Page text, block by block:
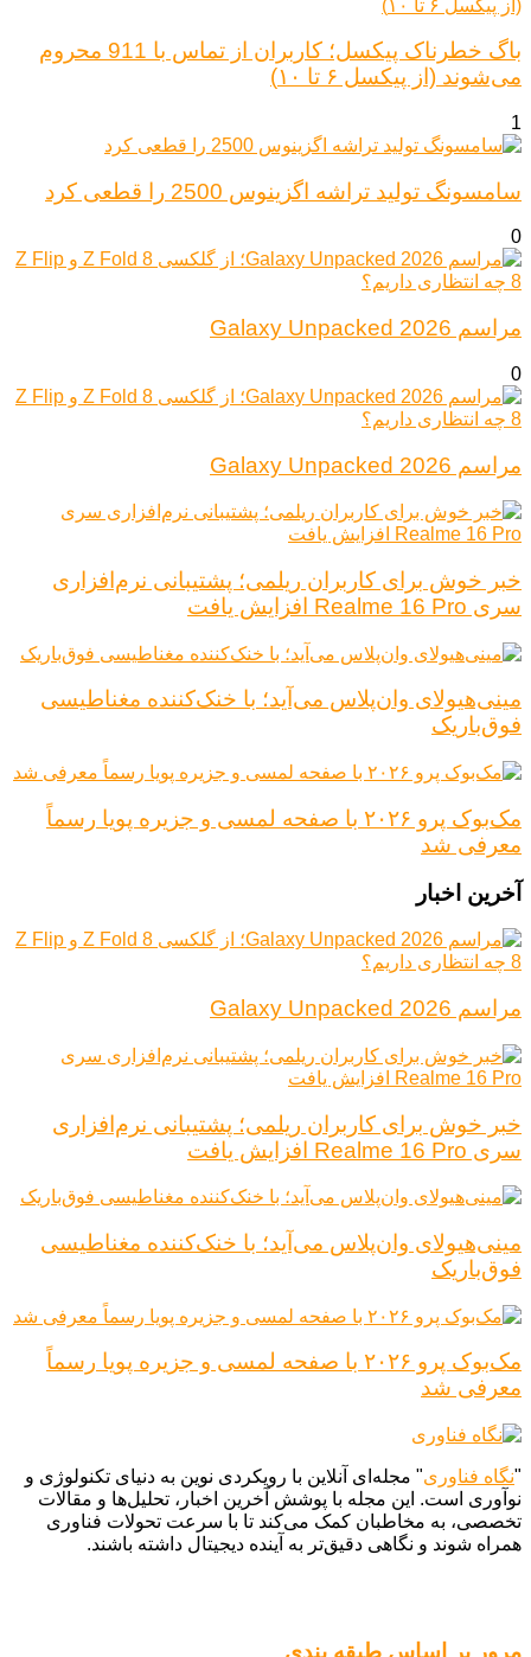
باگ خطرناک پیکسل؛ کاربران از تماس با 911 محروم
می‌شوند (از پیکسل ۶ تا ۱۰)
1
سامسونگ تولید تراشه اگزینوس 2500 را قطعی کرد
0
مراسم Galaxy Unpacked 2026
0
مراسم Galaxy Unpacked 2026
خبر خوش برای کاربران ریلمی؛ پشتیبانی نرم‌افزاری
سری Realme 16 Pro افزایش یافت
مینی‌هیولای وان‌پلاس می‌آید؛ با خنک‌کننده مغناطیسی
فوق‌باریک
مک‌بوک پرو ۲۰۲۶ با صفحه لمسی و جزیره پویا رسماً
معرفی شد
آخرین اخبار
مراسم Galaxy Unpacked 2026
خبر خوش برای کاربران ریلمی؛ پشتیبانی نرم‌افزاری
سری Realme 16 Pro افزایش یافت
مینی‌هیولای وان‌پلاس می‌آید؛ با خنک‌کننده مغناطیسی
فوق‌باریک
مک‌بوک پرو ۲۰۲۶ با صفحه لمسی و جزیره پویا رسماً
معرفی شد
"نگاه فناوری" مجله‌ای آنلاین با رویکردی نوین به دنیای تکنولوژی و
نوآوری است. این مجله با پوشش آخرین اخبار، تحلیل‌ها و مقالات
تخصصی، به مخاطبان کمک می‌کند تا با سرعت تحولات فناوری
همراه شوند و نگاهی دقیق‌تر به آینده دیجیتال داشته باشند.
مرور بر اساس طبقه بندی